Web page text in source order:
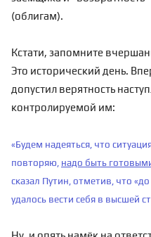
(облигам).
Кстати, запомните
Это исторический день.
допустил верятность
контролируемой им:
«Будем надеяться, что
повторяю, надо быть
сказал Путин, отметив, что
удалось вести себя в высшей